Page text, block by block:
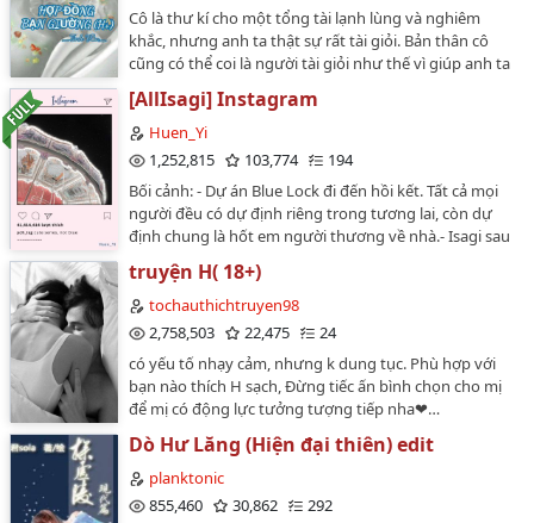
mà hắn lên gường chính là tổng tài....con trai hắn???ĐÃ
CÓ BẢN QUYỀN VÀ SỰ ĐỒNG Ý CỦA TÁC GIẢ.Published
on Wattpad and yaoivn.com ONLY.…
Cô là thư kí cho một tổng tài lạnh lùng và nghiêm
khắc, nhưng anh ta thật sự rất tài giỏi. Bản thân cô
cũng có thể coi là người tài giỏi như thế vì giúp anh ta
Một lần cô uống say.... sáng dậy thấy mình đang nằm
trong vòng tay rắn chắc của hắn, thân thể không một
mảnh vải. Cô tức giận, đều tại hắn bắt cô tiếp rượu! Cứ
lại đề nghị cô làm bạn giường! Để coi... Bạn giường
cũng tốt, dẫu sao cô cũng cần người 'giải tỏa' Thế là
hợp đồng được kí kết, ai ngờ tên tổng tài này thật quá
đáng, vốn chỉ là hai bên tình nguyện, nay hắn lại đưa
cô hai cuốn sổ đỏ, tuyên bố hùng hồn: "Chúng ta kết
hồn rồi!" "Khi nào chứ? Tôi sẽ kiện anh!" Tên khốn này
chắc chắn dùng kế tàn nhẫn uy hiếp người ta mà! "Em
nghĩ ai dám nhận đơn kiện của em?"--------------------- Tác
giả: Tình Văn (Chỉ viết trên Wattpad) Thể loại: Ngọt,
sủng, sắc, tổng tài, HE. Người nào không coi được H
thì làm ơn cút ra chỗ khác, ăn nói hàm hồ với tui là
không yên đâu đấy =))…
[AllIsagi] Instagram
Huen_Yi
1,252,815
103,774
194
Bối cảnh: - Dự án Blue Lock đi đến hồi kết. Tất cả mọi
người đều có dự định riêng trong tương lai, còn dự
định chung là hốt em người thương về nhà.- Isagi sau
khi rời khỏi Blue Lock đã trở thành thành viên của Real
Madrid. - Đời thường, ít liên quan tới bóng đá.- Isagi có
mối quan hệ mập mờ với nhiều người. -------------Sae x
Isagi teamate AU! Đừng hỏi vì sao, chỉ trách tôi quá mê
truyện H( 18+)
tochauthichtruyen98
2,758,503
22,475
24
có yếu tố nhạy cảm, nhưng k dung tục. Phù hợp với
bạn nào thích H sạch, Đừng tiếc ấn bình chọn cho mị
để mị có động lực tưởng tượng tiếp nha❤…
Dò Hư Lăng (Hiện đại thiên) edit
planktonic
855,460
30,862
292